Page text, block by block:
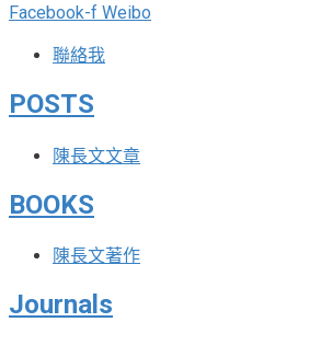
Facebook-f Weibo
聯絡我
POSTS
陳長文文章
BOOKS
陳長文著作
Journals